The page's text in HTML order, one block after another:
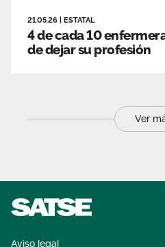
21.05.26 ESTATAL
4 de cada 10
de dejar su profesión
Ver
Aviso legal